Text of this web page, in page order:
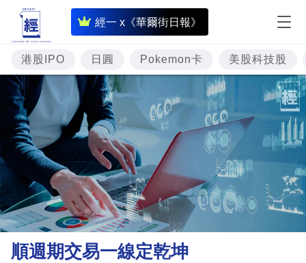
經一 x《華爾街日報》
即
時
財
經
題
投
資
樓
市
理
財
港股IPO 日圓 Pokemon卡 美股科技股
順週期交易一線定乾坤